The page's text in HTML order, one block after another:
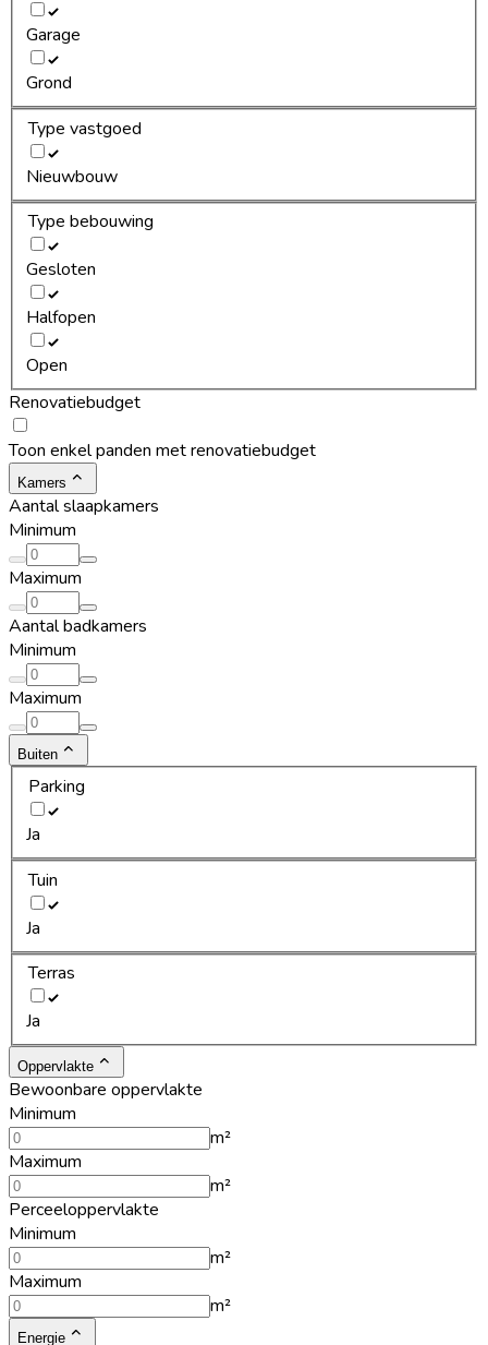
Garage
Grond
Type vastgoed
Nieuwbouw
Type bebouwing
Gesloten
Halfopen
Open
Renovatiebudget
Toon enkel panden met renovatiebudget
Kamers
Aantal slaapkamers
Minimum
Maximum
Aantal badkamers
Minimum
Maximum
Buiten
Parking
Ja
Tuin
Ja
Terras
Ja
Oppervlakte
Bewoonbare oppervlakte
Minimum
m²
Maximum
m²
Perceeloppervlakte
Minimum
m²
Maximum
m²
Energie